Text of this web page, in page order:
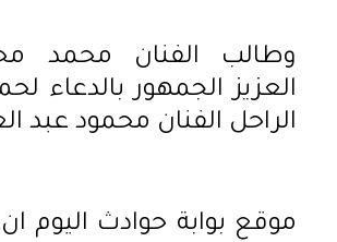
وطالب الفنان محمد
العزيز الجمهور بالدعاء
الراحل الفنان محمود عبد
موقع بوابة حوادث اليوم